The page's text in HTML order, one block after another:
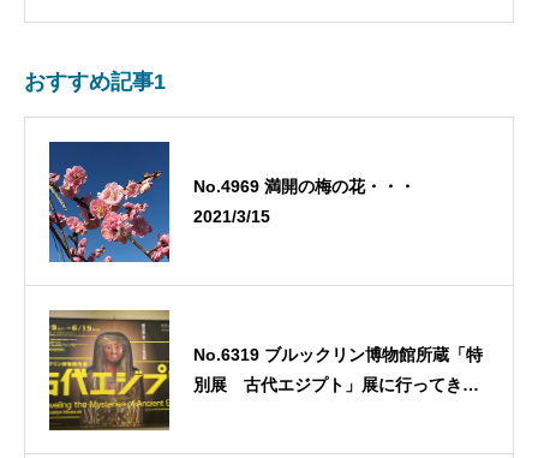
おすすめ記事1
No.4969 満開の梅の花・・・
2021/3/15
No.6319 ブルックリン博物館所蔵「特
別展 古代エジプト」展に行ってき